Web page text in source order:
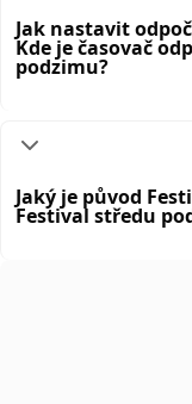
Jak nastavit
Kde je časovač
podzimu?
Jaký je původ
Festival středu